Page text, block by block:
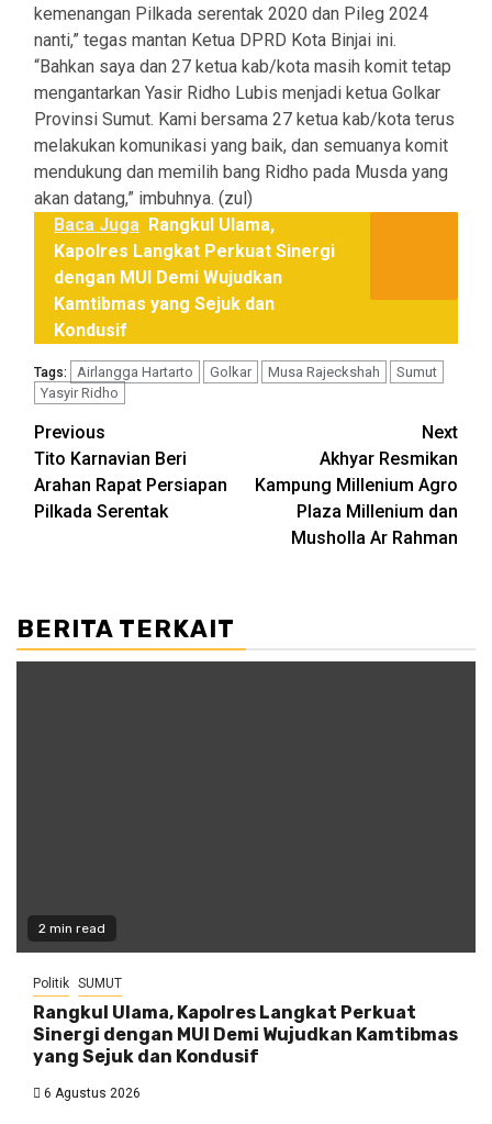
kemenangan Pilkada serentak 2020 dan Pileg 2024
nanti,” tegas mantan Ketua DPRD Kota Binjai ini.
“Bahkan saya dan 27 ketua kab/kota masih komit tetap
mengantarkan Yasir Ridho Lubis menjadi ketua Golkar
Provinsi Sumut. Kami bersama 27 ketua kab/kota terus
melakukan komunikasi yang baik, dan semuanya komit
mendukung dan memilih bang Ridho pada Musda yang
akan datang,” imbuhnya. (zul)
Baca Juga Rangkul Ulama,
Kapolres Langkat Perkuat Sinergi
dengan MUI Demi Wujudkan
Kamtibmas yang Sejuk dan
Kondusif
Tags: Airlangga Hartarto Golkar Musa Rajeckshah
Sumut
Yasyir Ridho
Post
navigation
Previous
Tito Karnavian Beri
Arahan Rapat Persiapan
Pilkada Serentak
Next
Akhyar Resmikan
Kampung Millenium Agro
Plaza Millenium dan
Musholla Ar Rahman
BERITA TERKAIT
2 min read
Politik SUMUT
Rangkul Ulama, Kapolres Langkat Perkuat
Sinergi dengan MUI Demi Wujudkan Kamtibmas
yang Sejuk dan Kondusif
6 Agustus 2026